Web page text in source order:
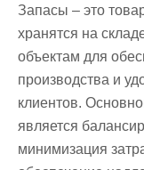
Запасы – это
хранятся на
объектам для
производства и
клиентов.
является
минимизация